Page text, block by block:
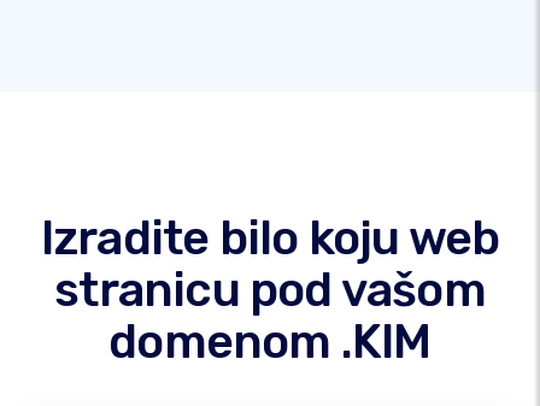
Izradite bilo koju web
stranicu pod vašom
domenom .KIM